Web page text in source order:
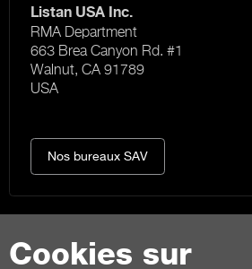
Cookies sur
Listan USA Inc.
RMA Department
663 Brea Canyon Rd. #1
Walnut, CA 91789
USA
Nos bureaux SAV